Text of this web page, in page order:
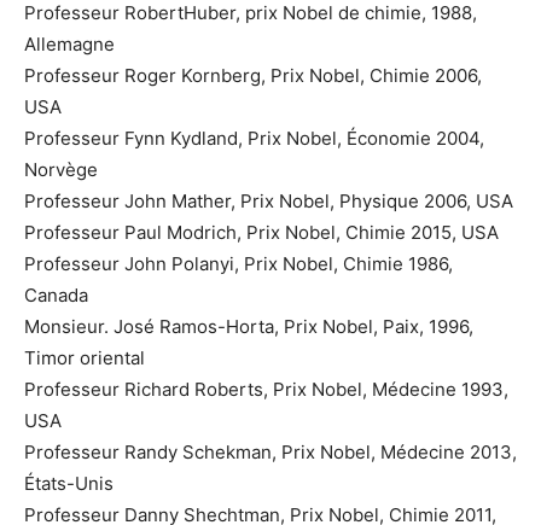
Professeur RobertHuber, prix Nobel de chimie, 1988,
Allemagne
Professeur Roger Kornberg, Prix Nobel, Chimie 2006,
USA
Professeur Fynn Kydland, Prix Nobel, Économie 2004,
Norvège
Professeur John Mather, Prix Nobel, Physique 2006, USA
Professeur Paul Modrich, Prix Nobel, Chimie 2015, USA
Professeur John Polanyi, Prix Nobel, Chimie 1986,
Canada
Monsieur. José Ramos-Horta, Prix Nobel, Paix, 1996,
Timor oriental
Professeur Richard Roberts, Prix Nobel, Médecine 1993,
USA
Professeur Randy Schekman, Prix Nobel, Médecine 2013,
États-Unis
Professeur Danny Shechtman, Prix Nobel, Chimie 2011,